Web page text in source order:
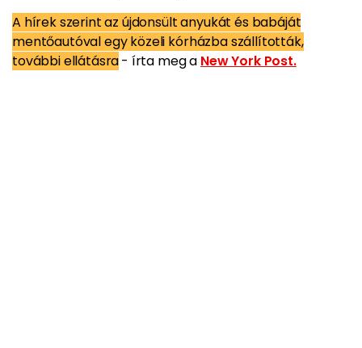
A hírek szerint az újdonsült anyukát és babáját
mentőautóval egy közeli kórházba szállították,
további ellátásra- írta meg a New York Post.